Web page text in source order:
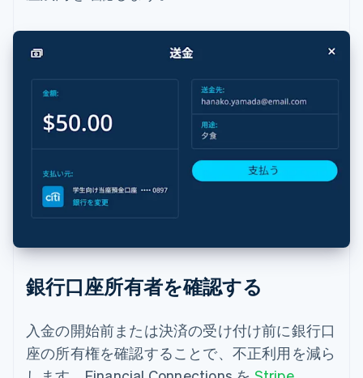
銀行口座所有者を確認する
入金の開始前または決済の受け付け前に銀行口
座の所有権を確認することで、不正利用を減ら